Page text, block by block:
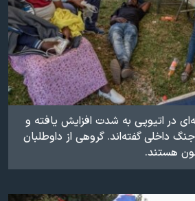
در اتیوپی به شدت افزایش یافته و
داخلی گفته‌اند. گروهی از داوطلبان
هستند.